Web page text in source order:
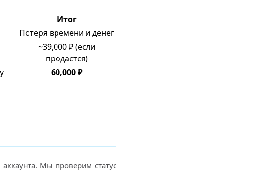
Итог
Потеря времени и денег
~39,000 ₽ (если
продастся)
60,000 ₽
Мы проверим статус